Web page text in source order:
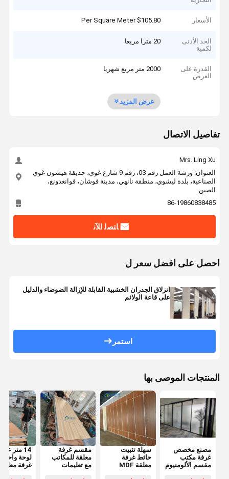
الأسعار $105.80 Per Square Meter
الحد الأدنى
لكمية
20 مترا مربعا
القدرة على
العرض
2000 متر مربع شهريا
عرض المزيد
تفاصيل الاتصال
Mrs. Ling Xu
العنوان: ورشة العمل رقم 03، رقم 9 شارع غوي، حديقة هيشون غوي
الصناعية، بلدة ليشوي، منطقة نانهي، مدينة فوشان، قوانغدونغ،
الصين
86-19860838485
ﺎﺘﺼﻟ ﺍﻶﻧ
احصل على افضل سعر ل
انزلاق الجدران الخشبية القابلة للإزالة الضوضاء والدليل
على قاعة الولائم
استمر
المنتجات الموصى بها
مصنع مخصص
غرفة مكتب
مقسم الألومنيوم
سهلة تثبيت
حائط غرفة
معلقة MDF
مقسم غرفة
معلقة للمكاتب
مع تعليمات
14 متر
لوحة واحدة
غرفة معلقة